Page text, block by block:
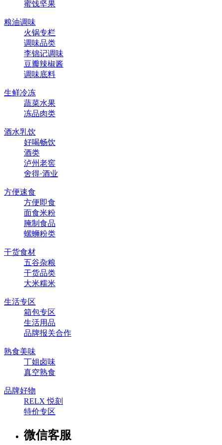
蜜饯坚果
粮油调味
火锅专栏
调味品类
李锦记调味
豆瓣辣椒酱
调味底料
生鲜冷冻
蔬菜水果
冻品肉类
酒水乳饮
好喝畅饮
酒类
泸州老窖
舍得·酒业
方便速食
方便即食
面食米粉
腌制食品
螺蛳粉类
干货食材
五谷杂粮
干货品类
大米糯米
生活专区
箱包专区
生活用品
品牌报关合作
熟食美味
丁姐卤味
真空熟食
品牌好物
RELX 悦刻
特价专区
微信客服